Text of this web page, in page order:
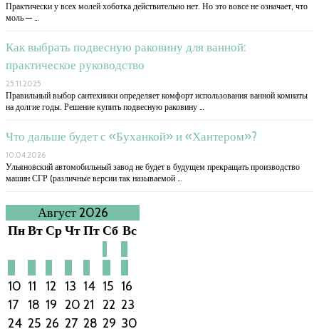
Практически у всех молей хоботка действительно нет. Но это вовсе не означает, что
моль — …
Как выбрать подвесную раковину для ванной:
практическое руководство
25.11.2025
Правильный выбор сантехники определяет комфорт использования ванной комнаты
на долгие годы. Решение купить подвесную раковину …
Что дальше будет с «Буханкой» и «Хантером»?
10.04.2026
Ульяновский автомобильный завод не будет в будущем прекращать производство
машин СГР (различные версии так называемой …
Август 2026
ПнВтСрЧтПтСб Вс
10 11 12 13 14 15 16
17
18 19 20 21 22 23
24 25 26 27 28 29 30